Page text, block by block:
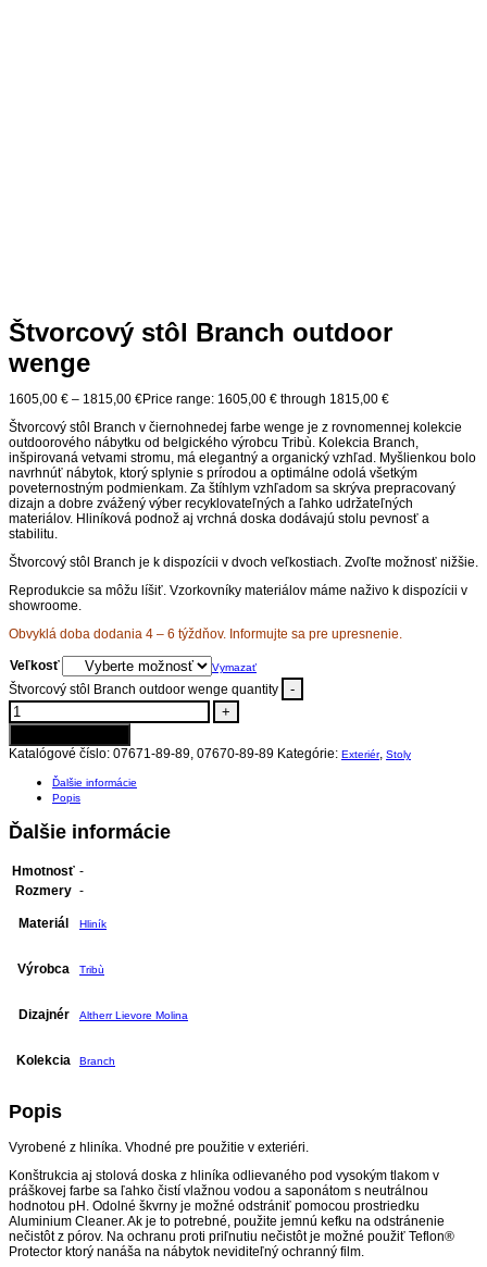
Štvorcový stôl Branch outdoor
wenge
1605,00 € – 1815,00 €Price range: 1605,00 € through 1815,00 €
Štvorcový stôl Branch v čiernohnedej farbe wenge je z rovnomennej kolekcie
outdoorového nábytku od belgického výrobcu Tribù. Kolekcia Branch,
inšpirovaná vetvami stromu, má elegantný a organický vzhľad. Myšlienkou bolo
navrhnúť nábytok, ktorý splynie s prírodou a optimálne odolá všetkým
poveternostným podmienkam. Za štíhlym vzhľadom sa skrýva prepracovaný
dizajn a dobre zvážený výber recyklovateľných a ľahko udržateľných
materiálov. Hliníková podnož aj vrchná doska dodávajú stolu pevnosť a
stabilitu.
Štvorcový stôl Branch je k dispozícii v dvoch veľkostiach. Zvoľte možnosť nižšie.
Reprodukcie sa môžu líšiť. Vzorkovníky materiálov máme naživo k dispozícii v
showroome.
Obvyklá doba dodania 4 – 6 týždňov. Informujte sa pre upresnenie.
Veľkosť Vymazať
Štvorcový stôl Branch outdoor wenge quantity
-
+
Katalógové číslo: 07671-89-89, 07670-89-89 Kategórie: Exteriér, Stoly
Ďalšie informácie
Popis
Ďalšie informácie
Hmotnosť -
Rozmery -
Materiál Hliník
Výrobca Tribù
Dizajnér Altherr Lievore Molina
Kolekcia Branch
Popis
Vyrobené z hliníka. Vhodné pre použitie v exteriéri.
Konštrukcia aj stolová doska z hliníka odlievaného pod vysokým tlakom v
práškovej farbe sa ľahko čistí vlažnou vodou a saponátom s neutrálnou
hodnotou pH. Odolné škvrny je možné odstrániť pomocou prostriedku
Aluminium Cleaner. Ak je to potrebné, použite jemnú kefku na odstránenie
nečistôt z pórov. Na ochranu proti priľnutiu nečistôt je možné použiť Teflon®
Protector ktorý nanáša na nábytok neviditeľný ochranný film.